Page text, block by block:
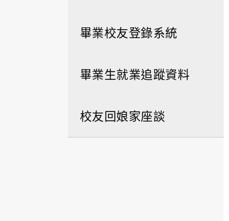
畢業校友登錄系統
畢業生就業追蹤資料
校友回娘家座談